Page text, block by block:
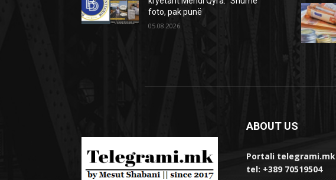
foto, pak punë
05.08.2026
ABOUT US
Portali telegrami.mk
tel: +389 70519504